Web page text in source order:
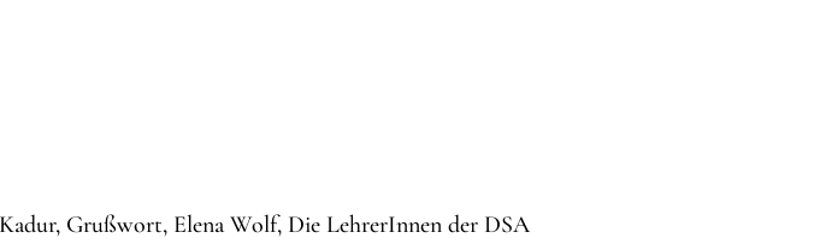
Grußwort, Elena Wolf, Die LehrerInnen der DSA